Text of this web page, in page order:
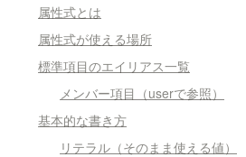
属性式とは
属性式が使える場所
標準項目のエイリアス一覧
メンバー項目（userで参照）
基本的な書き方
リテラル（そのまま使える値）